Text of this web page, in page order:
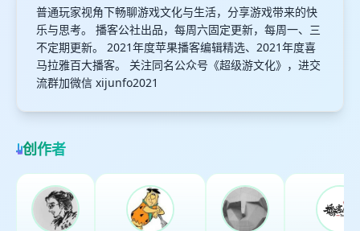
普通玩家视角下畅聊游戏文化与生活，分享游戏带来的快
乐与思考。 播客公社出品，每周六固定更新，每周一、三
不定期更新。 2021年度苹果播客编辑精选、2021年度喜
马拉雅百大播客。 关注同名公众号《超级游文化》，进交
流群加微信 xijunfo2021
创作者